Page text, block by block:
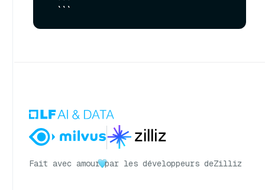
Fait avec amour par les développeurs deZilliz